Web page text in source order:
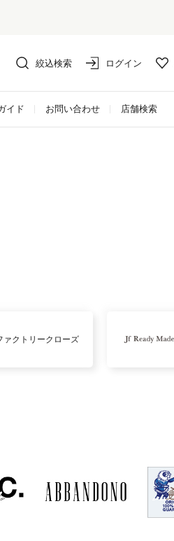
絞込検索 ログイン
イド お問い合わせ 店舗検索
ァクトリークローズ